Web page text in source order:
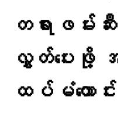
တရားဖမ်း
လွှတ်ပေးဖို့
ထပ်မံတော